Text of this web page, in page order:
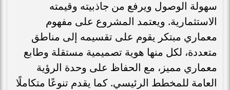
سهولة الوصول ويرفع من جاذبيته وقيمته
الاستثمارية. ويعتمد المشروع على مفهوم
معماري مبتكر يقوم على تقسيمه إلى مناطق
متعددة، لكل منها هوية تصميمية مستقلة وطابع
معماري مميز، مع الحفاظ على وحدة الرؤية
العامة للمخطط الرئيسي. كما يقدم تنوعًا متكاملًا